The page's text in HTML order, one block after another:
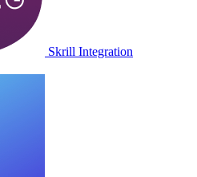
Skrill Integration